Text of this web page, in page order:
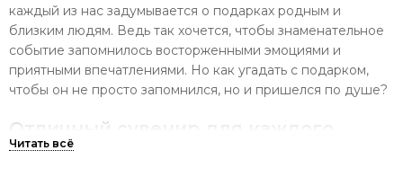
каждый из нас задумывается о подарках родным и
близким людям. Ведь так хочется, чтобы знаменательное
событие запомнилось восторженными эмоциями и
приятными впечатлениями. Но как угадать с подарком,
чтобы он не просто запомнился, но и пришелся по душе?
Отличный сувенир для каждого
праздника